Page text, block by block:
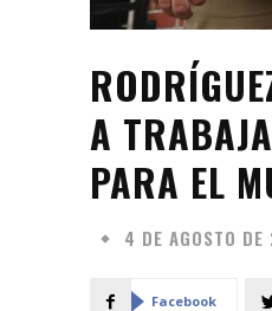
A
PARA EL
4 DE AGOSTO
Facebook